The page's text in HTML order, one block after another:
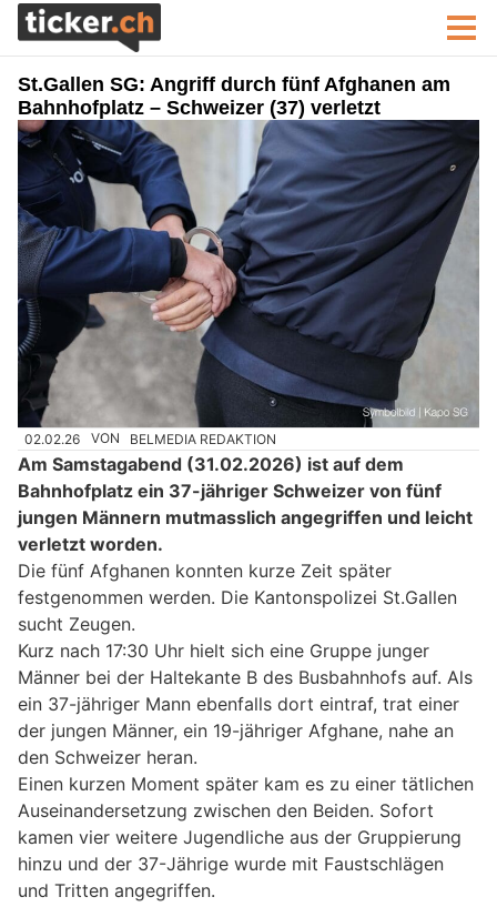
St.Gallen SG: Angriff durch fünf Afghanen am
Bahnhofplatz – Schweizer (37) verletzt
02.02.26 VON BELMEDIA REDAKTION
Am Samstagabend (31.02.2026) ist auf dem
Bahnhofplatz ein 37-jähriger Schweizer von fünf
jungen Männern mutmasslich angegriffen und leicht
verletzt worden.
Die fünf Afghanen konnten kurze Zeit später
festgenommen werden. Die Kantonspolizei St.Gallen
sucht Zeugen.
Kurz nach 17:30 Uhr hielt sich eine Gruppe junger
Männer bei der Haltekante B des Busbahnhofs auf. Als
ein 37-jähriger Mann ebenfalls dort eintraf, trat einer
der jungen Männer, ein 19-jähriger Afghane, nahe an
den Schweizer heran.
Einen kurzen Moment später kam es zu einer tätlichen
Auseinandersetzung zwischen den Beiden. Sofort
kamen vier weitere Jugendliche aus der Gruppierung
hinzu und der 37-Jährige wurde mit Faustschlägen
und Tritten angegriffen.